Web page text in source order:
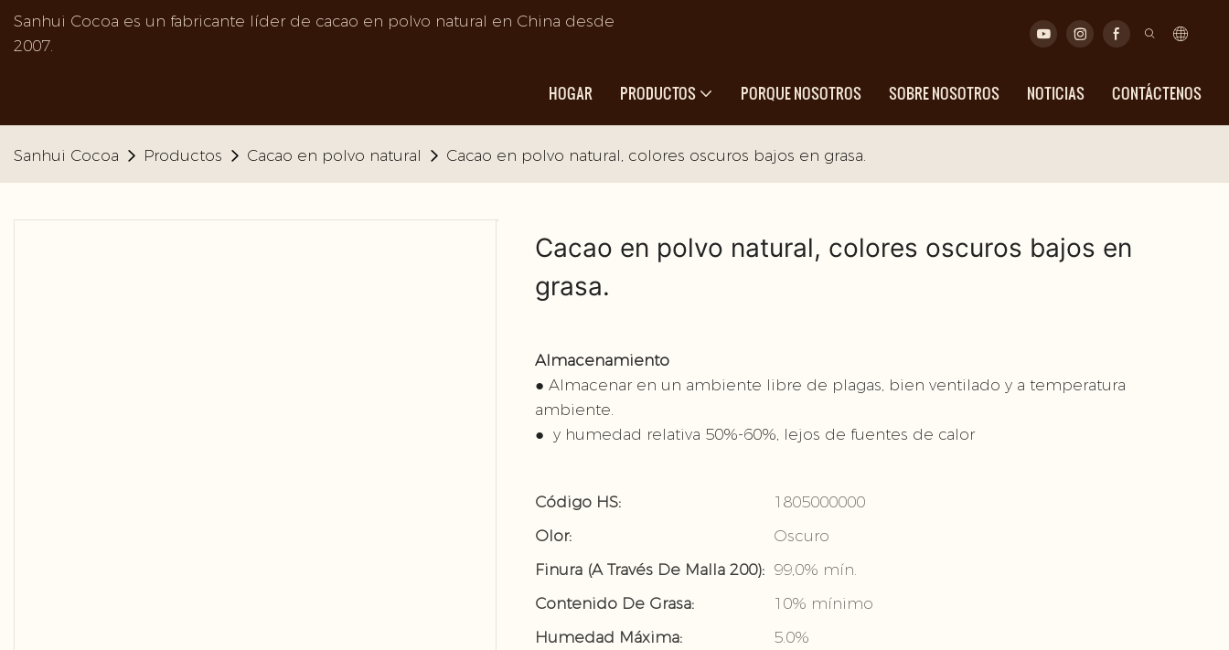
Sanhui Cocoa es un fabricante líder de cacao en polvo natural en China desde
2007.
HOGAR PRODUCTOS PORQUE NOSOTROS SOBRE NOSOTROS NOTICIAS CONTÁCTENOS
Sanhui Cocoa Productos Cacao en polvo natural Cacao en polvo natural, colores oscuros bajos en grasa.
Cacao en polvo natural, colores oscuros bajos en
grasa.
● Almacenar en un ambiente libre de plagas, bien ventilado y a temperatura
ambiente.
● y humedad relativa 50%-60%, lejos de fuentes de calor
Código HS:
1805000000
Olor:
Oscuro
Finura (a Través De Malla 200): 99,0% mín.
Contenido De Grasa:
10% mínimo
Humedad Máxima:
5.0%